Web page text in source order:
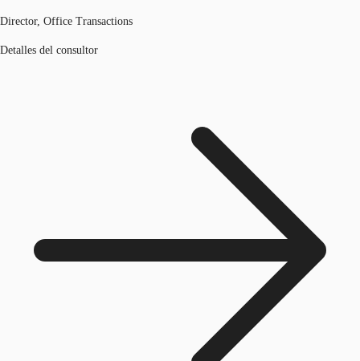
Director, Office Transactions
Detalles del consultor